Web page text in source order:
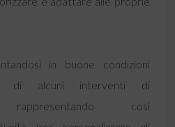
in buone condizioni
di alcuni interventi di
rappresentando così